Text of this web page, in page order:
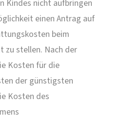
Kindes nicht aufbringen
einen Antrag auf
beim
zu stellen. Nach der
Kosten für die
der günstigsten
Kosten des